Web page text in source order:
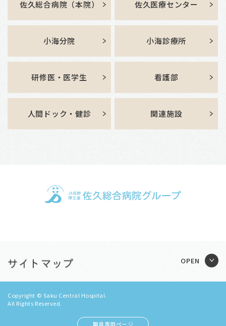
佐久総合病院（本院） 佐久医療センター
小海分院 小海診療所
研修医・医学生 看護部
人間ドック・健診 関連施設
Copyright © Saku Central Hospital.
All Rights Reserved.
職員専用ページ